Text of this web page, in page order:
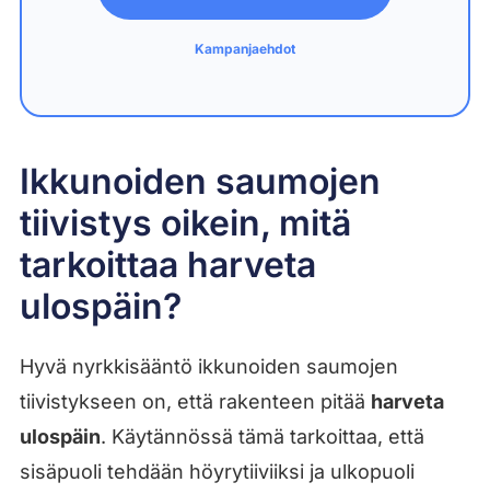
Kampanjaehdot
Ikkunoiden saumojen
tiivistys oikein, mitä
tarkoittaa harveta
ulospäin?
Hyvä nyrkkisääntö ikkunoiden saumojen
tiivistykseen on, että rakenteen pitää harveta
ulospäin. Käytännössä tämä tarkoittaa, että
sisäpuoli tehdään höyrytiiviiksi ja ulkopuoli